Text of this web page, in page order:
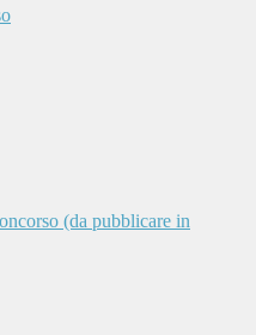
(da pubblicare in